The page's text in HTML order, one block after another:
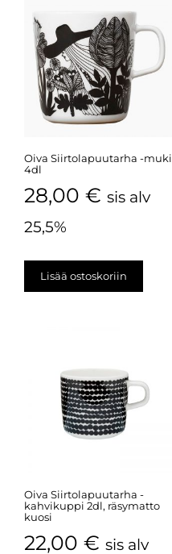
Oiva Siirtolapuutarha -muki
4dl
28,00 € sis alv
25,5%
Lisää ostoskoriin
Oiva Siirtolapuutarha -
kahvikuppi 2dl, räsymatto
kuosi
22,00 € sis alv